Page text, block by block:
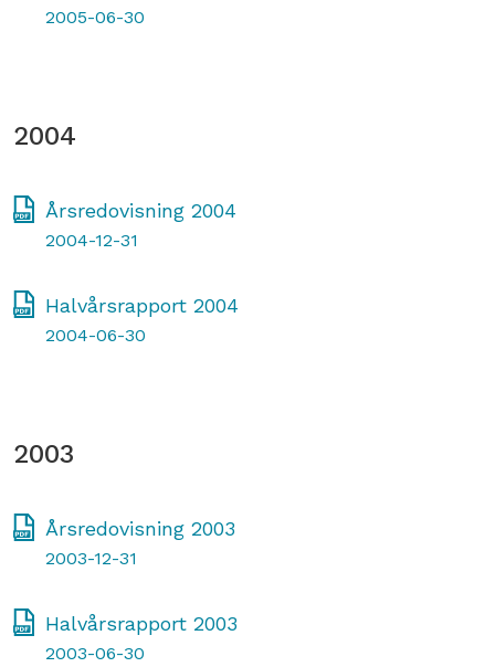
2005-06-30
2004
Årsredovisning 2004
2004-12-31
Halvårsrapport 2004
2004-06-30
2003
Årsredovisning 2003
2003-12-31
Halvårsrapport 2003
2003-06-30